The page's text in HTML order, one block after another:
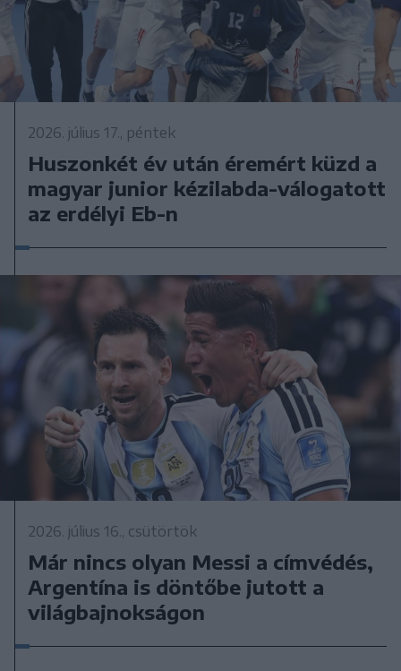
2026. július 17., péntek
Huszonkét év után éremért küzd a
magyar junior kézilabda-válogatott
az erdélyi Eb-n
2026. július 16., csütörtök
Már nincs olyan Messi a címvédés,
Argentína is döntőbe jutott a
világbajnokságon